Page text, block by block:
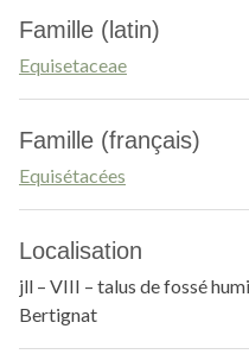
Famille (latin)
Equisetaceae
Famille (français)
Equisétacées
Localisation
jll – VIII – talus de fossé
Bertignat